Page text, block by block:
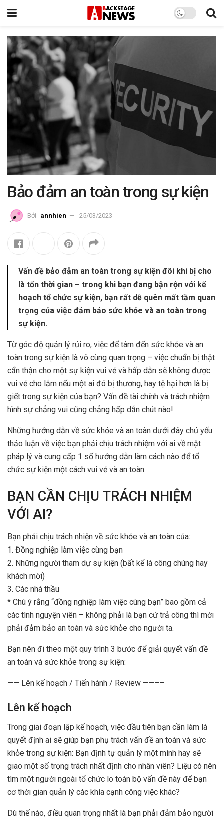
Bảo đảm an toàn trong sự kiện
Bởi annhien 25/03/2023
Vấn đề bảo đảm an toàn trong sự kiện đôi khi bị cho
là tốn thời gian – trong khi bạn đang bận rộn với kế
hoạch tổ chức sự kiện, bạn rất dễ quên mất tầm quan
trọng của việc đảm bảo sức khỏe và an toàn trong
sự kiện.
Từ góc độ quản lý rủi ro, việc để tâm đến sức khỏe và an
toàn trong sự kiện là vô cùng quan trọng – việc chuẩn bị thật
cẩn thận cho một sự kiện vui vẻ và hấp dẫn sẽ không được
vui vẻ cho lắm nếu một ai đó bị thương, hay tệ hại hơn là bị
giết trong sự kiện của bạn? Vấn đề tài chính và trách nhiệm
hình sự chẳng vui cũng chẳng hấp dẫn chút nào!
Những hướng dẫn về sức khỏe và an toàn dưới đây chủ yếu
thảo luận về việc bạn phải chịu trách nhiệm với ai về mặt
pháp lý và cung cấp 1 số hướng dẫn làm cách nào để tổ
chức sự kiện một cách vui vẻ và an toàn.
BẠN CẦN CHỊU TRÁCH NHIỆM
VỚI AI?
Bạn phải chịu trách nhiện về sức khỏe và an toàn của:
1. Đồng nghiệp làm việc cùng bạn
2. Những người tham dự sự kiện (bất kể là công chúng hay
khách mời)
3. Các nhà thầu
* Chú ý rằng “đồng nghiệp làm việc cùng bạn” bao gồm cả
các tình nguyện viên – không phải là bạn cứ trả công thì mới
phải đảm bảo an toàn và sức khỏe cho người ta.
Bạn nên đi theo một quy trình 3 bước để giải quyết vấn đề
an toàn và sức khỏe trong sự kiện:
—— Lên kế hoạch / Tiến hành / Review ——––
Lên kế hoạch
Trong giai đoạn lập kế hoạch, việc đầu tiên bạn cần làm là
quyết định ai sẽ giúp bạn phụ trách vấn đề an toàn và sức
khỏe trong sự kiện: Bạn định tự quản lý một mình hay sẽ
giao một số trọng trách nhất định cho nhân viên? Liệu có nên
tìm một người ngoài tổ chức lo toàn bộ vấn đề này để bạn
cơ thời gian quản lý các khía cạnh công việc khác?
Dù thế nào, điều quan trọng nhất là bạn phải đảm bảo người